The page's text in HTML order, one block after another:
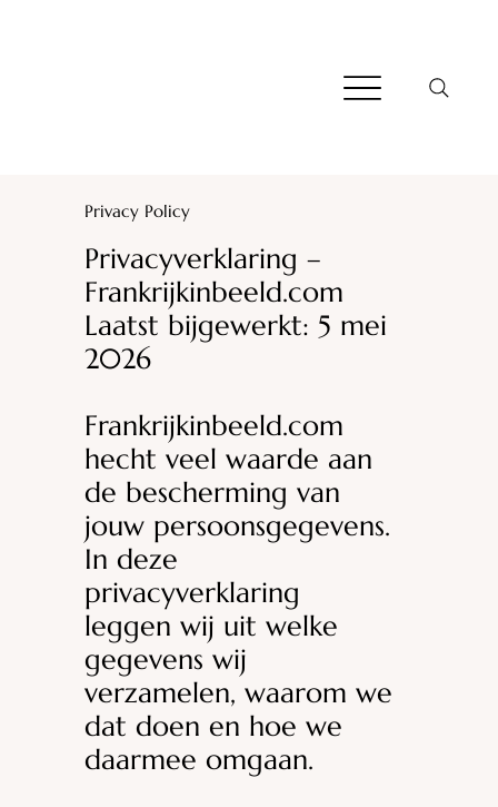
Privacy Policy
Privacyverklaring –
Frankrijkinbeeld.com
Laatst bijgewerkt: 5 mei
2026
Frankrijkinbeeld.com
hecht veel waarde aan
de bescherming van
jouw persoonsgegevens.
In deze
privacyverklaring
leggen wij uit welke
gegevens wij
verzamelen, waarom we
dat doen en hoe we
daarmee omgaan.